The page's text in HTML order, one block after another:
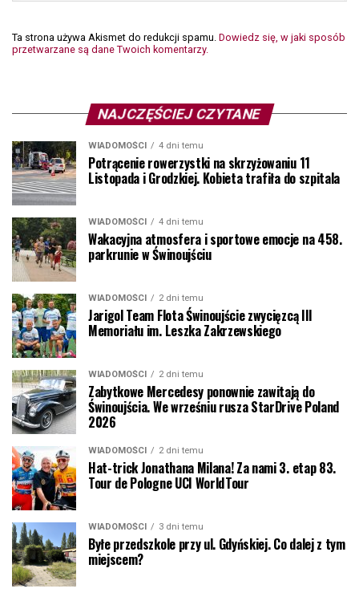
Ta strona używa Akismet do redukcji spamu. Dowiedz się, w jaki sposób
przetwarzane są dane Twoich komentarzy.
NAJCZĘŚCIEJ CZYTANE
WIADOMOŚCI 4 dni temu
Potrącenie rowerzystki na skrzyżowaniu 11
Listopada i Grodzkiej. Kobieta trafiła do szpitala
WIADOMOŚCI 4 dni temu
Wakacyjna atmosfera i sportowe emocje na 458.
parkrunie w Świnoujściu
WIADOMOŚCI 2 dni temu
Jarigol Team Flota Świnoujście zwycięzcą III
Memoriału im. Leszka Zakrzewskiego
WIADOMOŚCI 2 dni temu
Zabytkowe Mercedesy ponownie zawitają do
Świnoujścia. We wrześniu rusza StarDrive Poland
2026
WIADOMOŚCI 2 dni temu
Hat-trick Jonathana Milana! Za nami 3. etap 83.
Tour de Pologne UCI WorldTour
WIADOMOŚCI 3 dni temu
Byłe przedszkole przy ul. Gdyńskiej. Co dalej z tym
miejscem?